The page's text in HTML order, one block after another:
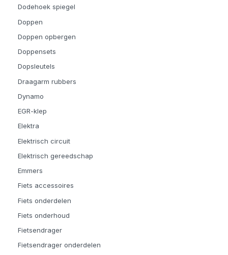
Dodehoek spiegel
Doppen
Doppen opbergen
Doppensets
Dopsleutels
Draagarm rubbers
Dynamo
EGR-klep
Elektra
Elektrisch circuit
Elektrisch gereedschap
Emmers
Fiets accessoires
Fiets onderdelen
Fiets onderhoud
Fietsendrager
Fietsendrager onderdelen